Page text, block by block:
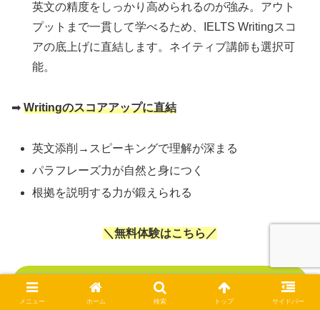
英文の精度をしっかり高められるのが強み。アウト
プットまで一貫して学べるため、IELTS Writingスコ
アの底上げに直結します。ネイティブ講師も選択可
能。
➡ Writingのスコアアップに直結
英文添削→スピーキングで理解が深まる
パラフレーズ力が自然と身につく
根拠を説明する力が鍛えられる
＼無料体験はこちら／
IELTS対策なら、ベストティーチャー
メニュー ホーム 検索 トップ サイドバー